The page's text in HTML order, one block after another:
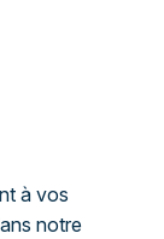
à vos
notre